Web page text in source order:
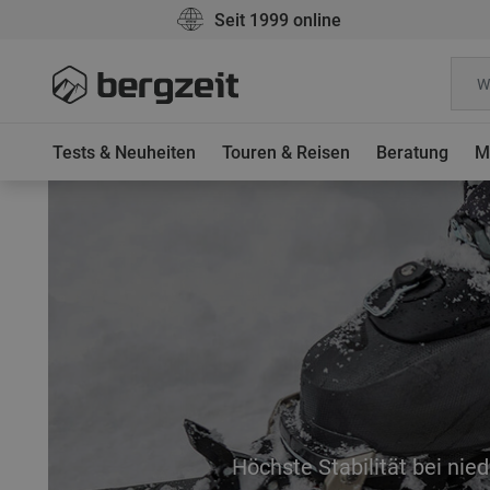
Seit 1999 online
Tests & Neuheiten Touren & Reisen Beratung
Höchste Stabilität bei